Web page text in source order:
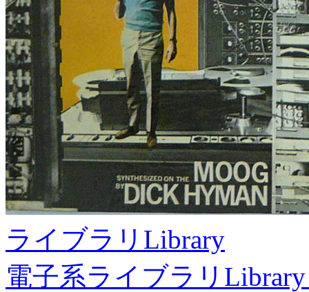
ライブラリ Library
電子系ライブラリ